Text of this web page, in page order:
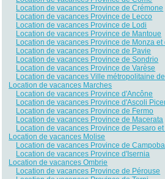
Location de vacances Province de Crémone
Location de vacances Province de Lecco
Location de vacances Province de Lodi
Location de vacances Province de Mantoue
Location de vacances Province de Monza et
Location de vacances Province de Pavie
Location de vacances Province de Sondrio
Location de vacances Province de Varèse
Location de vacances Ville métropolitaine
Location de vacances Marches
Location de vacances Province d'Ancône
Location de vacances Province d'Ascoli
Location de vacances Province de Fermo
Location de vacances Province de Macerata
Location de vacances Province de Pesaro
Location de vacances Molise
Location de vacances Province de
Location de vacances Province d'Isernia
Location de vacances Ombrie
Location de vacances Province de Pérouse